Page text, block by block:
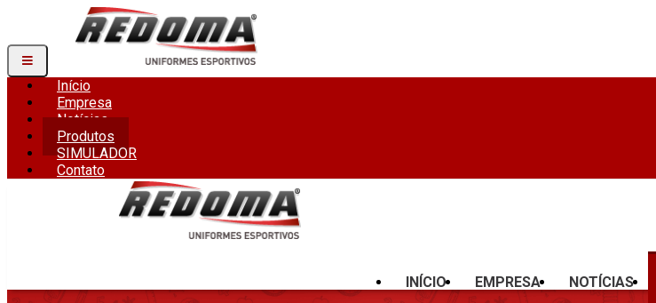
Início
Empresa
Notícias
Produtos
SIMULADOR
Contato
INÍCIO EMPRESA NOTÍCIAS